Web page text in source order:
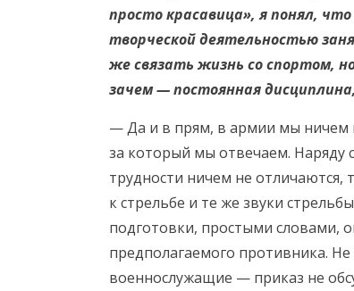
просто красавица», я понял,
творческой деятельностью
же связать жизнь со спортом,
зачем — постоянная
— Да и в прям, в армии мы ничем
за который мы отвечаем.
трудности ничем не
к стрельбе и те же звуки
подготовки, простыми словами,
предполагаемого противника.
военнослужащие — приказ не